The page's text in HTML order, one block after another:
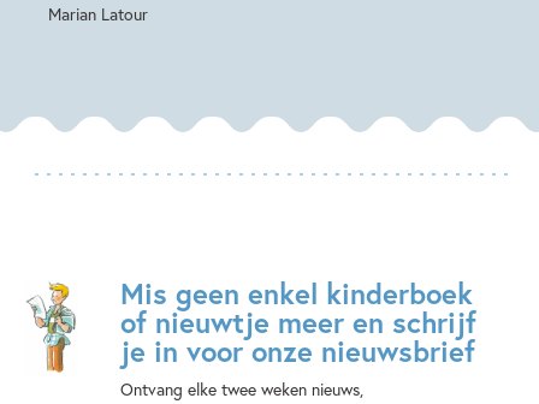
Marian Latour
Mis geen enkel kinderboek
of nieuwtje meer en schrijf
je in voor onze nieuwsbrief
Ontvang elke twee weken nieuws,